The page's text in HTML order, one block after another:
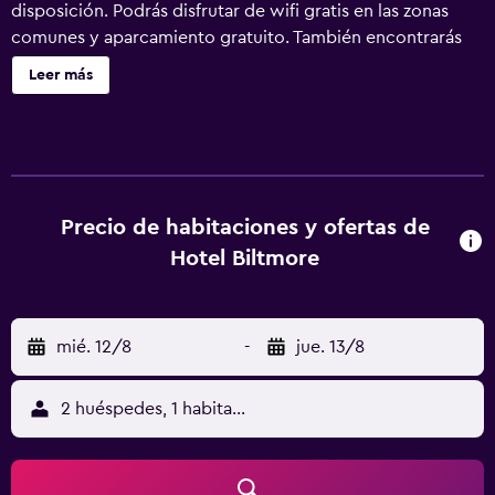
disposición. Podrás disfrutar de wifi gratis en las zonas
comunes y aparcamiento gratuito. También encontrarás
servicio de recepción 24 horas, televisión en una zona
común y cajero o servicios bancarios. Hotel Biltmore
cable. Los baños están equipados con ducha con cabezal
de ducha tipo lluvia, artículos de higiene personal
wifi gratis. Los servicios para las personas de negocios
incluyen escritorio y teléfono; se ofrecen llamadas locales
gratuitas (pueden existir restricciones). Las habitaciones
también incluyen tabla de planchar con plancha y cortinas
opacas. Se ofrece servicio de limpieza todos los días.
Leer más
Precio de habitaciones y ofertas de
Hotel Biltmore
mié. 12/8 - jue. 13/8
2 huéspedes, 1 habitación